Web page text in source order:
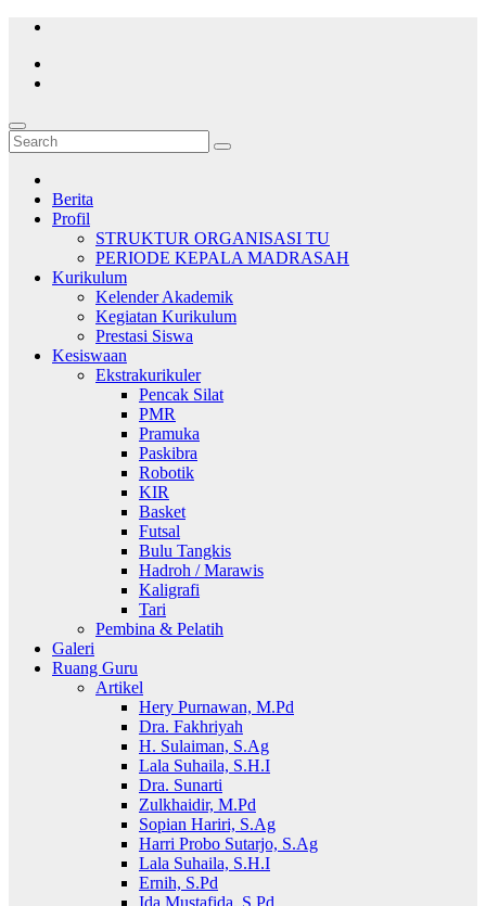
Skip
content
Berita
Profil
STRUKTUR ORGANISASI TU
PERIODE KEPALA MADRASAH
Kurikulum
Kelender Akademik
Kegiatan Kurikulum
Prestasi Siswa
Kesiswaan
Ekstrakurikuler
Pencak Silat
PMR
Pramuka
Paskibra
Robotik
KIR
Basket
Futsal
Bulu Tangkis
Hadroh / Marawis
Kaligrafi
Tari
Pembina & Pelatih
Galeri
Ruang Guru
Artikel
Hery Purnawan, M.Pd
Dra. Fakhriyah
H. Sulaiman, S.Ag
Lala Suhaila, S.H.I
Dra. Sunarti
Zulkhaidir, M.Pd
Sopian Hariri, S.Ag
Harri Probo Sutarjo, S.Ag
Lala Suhaila, S.H.I
Ernih, S.Pd
Ida Mustafida, S.Pd